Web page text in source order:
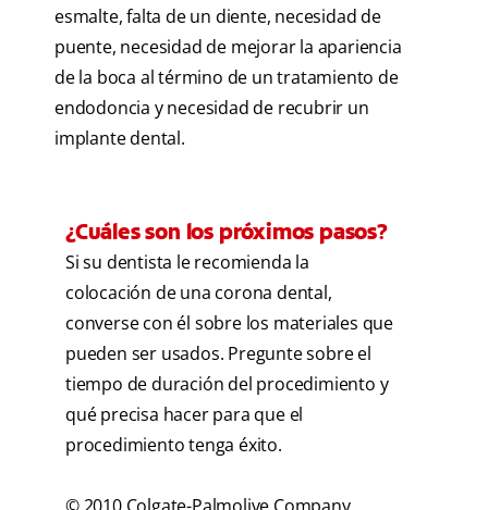
esmalte, falta de un diente, necesidad de
puente, necesidad de mejorar la apariencia
de la boca al término de un tratamiento de
endodoncia y necesidad de recubrir un
implante dental.
¿Cuáles son los próximos pasos?
Si su dentista le recomienda la
colocación de una corona dental,
converse con él sobre los materiales que
pueden ser usados. Pregunte sobre el
tiempo de duración del procedimiento y
qué precisa hacer para que el
procedimiento tenga éxito.